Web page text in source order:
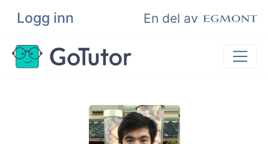
Logg inn En del av
Søk
Privatundervisning
Matematikk